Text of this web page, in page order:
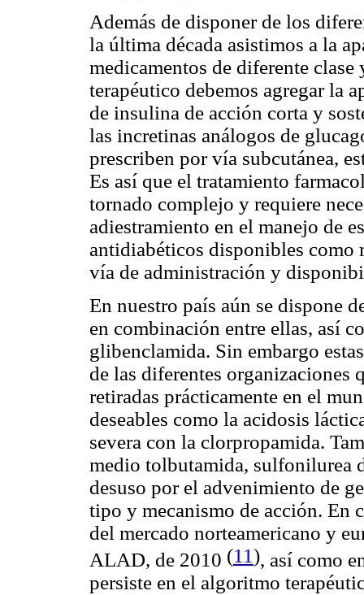
Además de disponer de los
la última década asistimos a la
medicamentos de diferente
terapéutico debemos agregar la
de insulina de acción corta y
las incretinas análogos de
prescriben por vía subcutánea,
Es así que el tratamiento
tornado complejo y requiere
adiestramiento en el manejo de
antidiabéticos disponibles como
vía de administración y
En nuestro país aún se dispone
en combinación entre ellas, así
glibenclamida. Sin embargo
de las diferentes organizaciones
retiradas prácticamente en el
deseables como la acidosis
severa con la clorpropamida.
medio tolbutamida, sulfonilurea
desuso por el advenimiento de
tipo y mecanismo de acción. En
del mercado norteamericano y
ALAD, de 2010 (11), así como
persiste en el algoritmo